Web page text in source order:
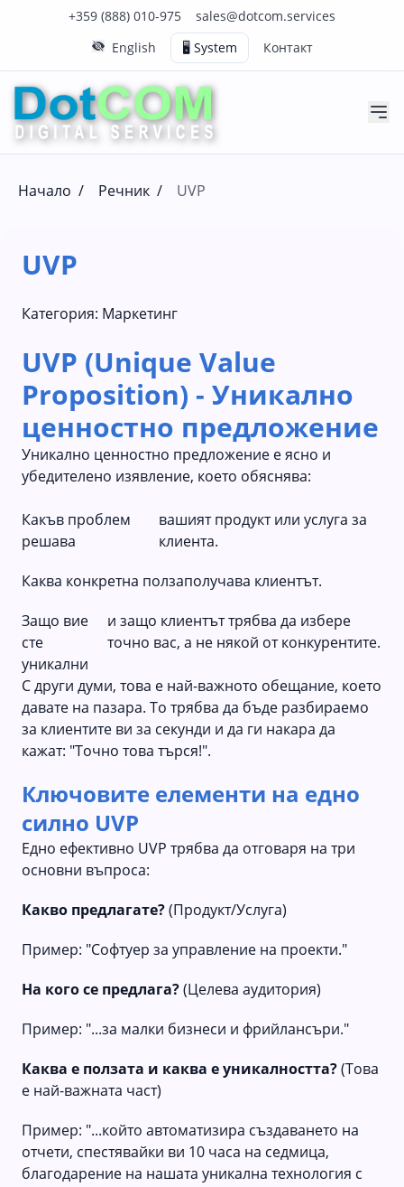
+359 (888) 010-975
Нашия телефонен номер е 0888010975
sales@dotcom.services
Нашия имейл адрес е sales@dotcom.services
English
🖥️ System Контакт
Начало / Речник / UVP
UVP
Категория: Маркетинг
UVP (Unique Value
Proposition) - Уникално
ценностно предложение
Уникално ценностно предложение е ясно и
убедителено изявление, което обяснява:
Какъв проблем
решава
вашият продукт или услуга за
клиента.
Каква конкретна ползаполучава клиентът.
Защо вие
сте
уникални
и защо клиентът трябва да избере
точно вас, а не някой от конкурентите.
С други думи, това е най-важното обещание, което
давате на пазара. То трябва да бъде разбираемо
за клиентите ви за секунди и да ги накара да
кажат: "Точно това търся!".
Ключовите елементи на едно
силно UVP
Едно ефективно UVP трябва да отговаря на три
основни въпроса:
Какво предлагате?(Продукт/Услуга)
Пример: "Софтуер за управление на проекти."
На кого се предлага?(Целева аудитория)
Пример: "...за малки бизнеси и фрийлансъри."
Каква е ползата и каква е уникалността?(Това
е най-важната част)
Пример: "...който автоматизира създаването на
отчети, спестявайки ви 10 часа на седмица,
благодарение на нашата уникална технология с